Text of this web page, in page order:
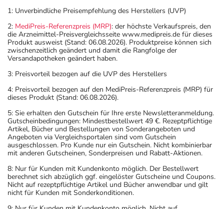
1: Unverbindliche Preisempfehlung des Herstellers (UVP)
2: MediPreis-Referenzpreis (MRP): der höchste Verkaufspreis, den
die Arzneimittel-Preisvergleichsseite www.medipreis.de für dieses
Produkt ausweist (Stand: 06.08.2026). Produktpreise können sich
zwischenzeitlich geändert und damit die Rangfolge der
Versandapotheken geändert haben.
3: Preisvorteil bezogen auf die UVP des Herstellers
4: Preisvorteil bezogen auf den MediPreis-Referenzpreis (MRP) für
dieses Produkt (Stand: 06.08.2026).
5: Sie erhalten den Gutschein für Ihre erste Newsletteranmeldung.
Gutscheinbedingungen: Mindestbestellwert 49 €. Rezeptpflichtige
Artikel, Bücher und Bestellungen von Sonderangeboten und
Angeboten via Vergleichsportalen sind vom Gutschein
ausgeschlossen. Pro Kunde nur ein Gutschein. Nicht kombinierbar
mit anderen Gutscheinen, Sonderpreisen und Rabatt-Aktionen.
8: Nur für Kunden mit Kundenkonto möglich. Der Bestellwert
berechnet sich abzüglich ggf. eingelöster Gutscheine und Coupons.
Nicht auf rezeptpflichtige Artikel und Bücher anwendbar und gilt
nicht für Kunden mit Sonderkonditionen.